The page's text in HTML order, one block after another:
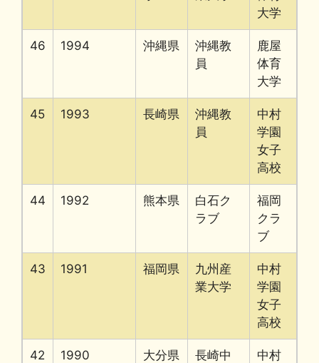
大学
46 1994 沖縄県
沖縄教
員
鹿屋
体育
大学
45 1993 長崎県
沖縄教
員
中村
学園
女子
高校
44 1992 熊本県
白石ク
ラブ
福岡
クラ
ブ
43 1991 福岡県
九州産
業大学
中村
学園
女子
高校
42 1990
大分県
長崎中
中村